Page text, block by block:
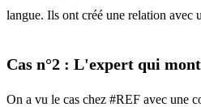
langue. Ils ont créé une relation avec
Cas n°2 : L'expert qui
On a vu le cas chez #REF avec une